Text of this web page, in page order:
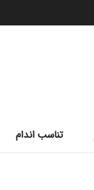
تناسب اندام